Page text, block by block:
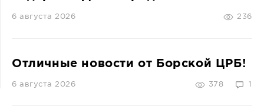
6 августа 2026 236
Отличные новости от Борской ЦРБ!
6 августа 2026 378 1